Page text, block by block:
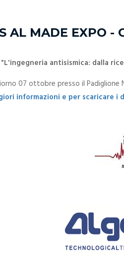
AL MADE EXPO -
"L'ingegneria antisismica: dalla
07 ottobre presso il Padiglione
informazioni e per scaricare i